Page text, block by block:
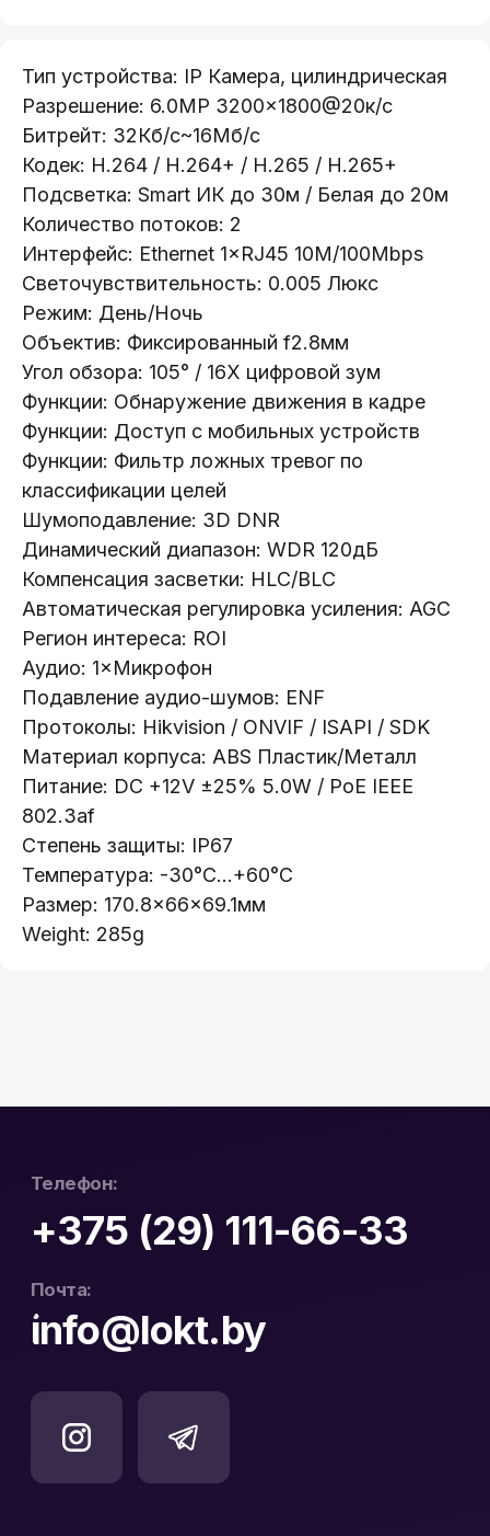
Тип устройства: IP Камера, цилиндрическая
Разрешение: 6.0MP 3200×1800@20к/с
Битрейт: 32Кб/с~16Мб/с
Кодек: H.264 / H.264+ / H.265 / H.265+
Подсветка: Smart ИК до 30м / Белая до 20м
Количество потоков: 2
Интерфейс: Ethernet 1×RJ45 10M/100Mbps
Светочувствительность: 0.005 Люкс
Режим: День/Ночь
Oбъектив: Фиксированный f2.8мм
Угoл обзора: 105° / 16X цифровой зум
Функции: Обнаружение движения в кадре
Функции: Доступ с мобильных устройств
Функции: Фильтр ложных тревог по
классификации целей
Шумоподавление: 3D DNR
Динамический диапазон: WDR 120дБ
Компенсация засветки: HLC/BLC
Автоматическая регулировка усиления: AGC
Регион интереса: ROI
Аудио: 1×Микрофон
Подавление аудио-шумов: ENF
Протоколы: Hikvision / ONVIF / ISAPI / SDK
Материал корпуса: ABS Пластик/Металл
Питание: DC +12V ±25% 5.0W / PoE IEEE
802.3af
Степень защиты: IP67
Температура: -30°C...+60°C
Размер: 170.8×66×69.1мм
Weight: 285g
Реквизиты
Новости
Стать партнером
О компании
info@lokt.by
Разработка сайта: nastyadsgn
Карта сайта
Политика конфиденциальности
Программное обеспечение
Сетевое оборудование
Интерактивные панели
Видеодомофоны
Системы контроля доступа
Носители информации
Видеонаблюдение
+375 (29) 111-66-33
Телефон:
Офис в Гродно:
ул. Буденного 41
Офис в Минске:
Каталог:
Информация:
Официальный
дистрибьютор Hikvision
ООО «ЛОКТ» УНП:
193671619